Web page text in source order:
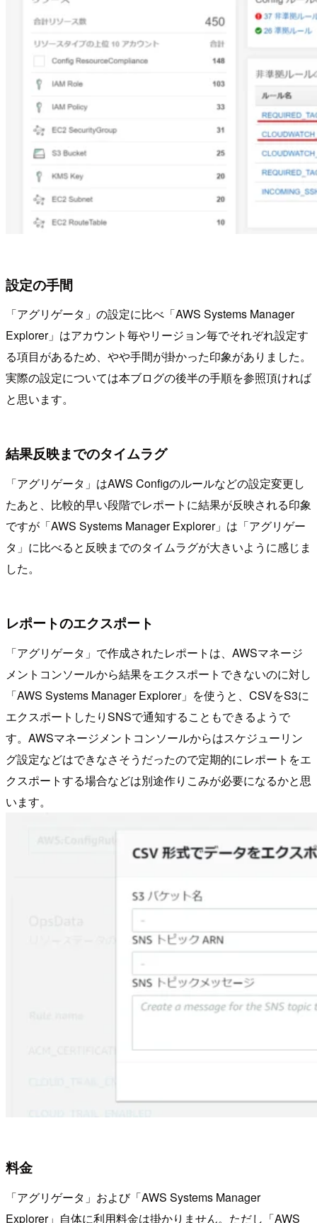
設定の手間
「アグリゲータ」の設定に比べ「AWS Systems Manager
Explorer」はアカウント毎やリージョン毎でそれぞれ設定す
る項目があるため、やや手間が掛かった印象がありました。
実際の設定については本ブログの後半の手順を参照頂ければ
と思います。
結果反映までのタイムラグ
「アグリゲータ」はAWS Configのルールなどの設定変更し
たあと、比較的早い段階でレポートに結果が反映される印象
ですが「AWS Systems Manager Explorer」は「アグリゲー
タ」に比べると反映までのタイムラグが大きいように感じま
した。
レポートのエクスポート
「アグリゲータ」で作成されたレポートは、AWSマネージ
メントコンソールから結果をエクスポートできないのに対し
「AWS Systems Manager Explorer」を使うと、CSVをS3に
エクスポートしたりSNSで通知することもできるようで
す。AWSマネージメントコンソールからはスケジューリン
グ設定などはできなさそうだったので定期的にレポートをエ
クスポートする場合などは別途作りこみが必要になるかと思
います。
料金
「アグリゲータ」および「AWS Systems Manager
Explorer」自体に利用料金は掛かりません。ただし「AWS